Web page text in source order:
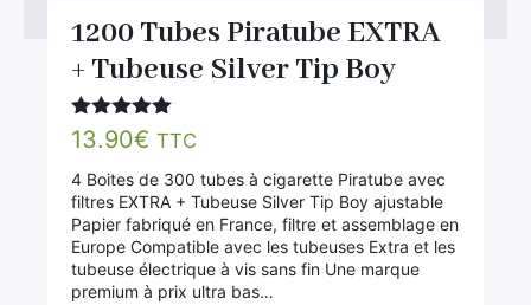
1200 Tubes Piratube EXTRA
+ Tubeuse Silver Tip Boy
Note5.00
sur 5
13.90€ TTC
4 Boites de 300 tubes à cigarette Piratube avec
filtres EXTRA + Tubeuse Silver Tip Boy ajustable
Papier fabriqué en France, filtre et assemblage en
Europe Compatible avec les tubeuses Extra et les
tubeuse électrique à vis sans fin Une marque
premium à prix ultra bas…